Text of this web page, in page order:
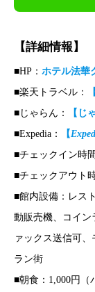
【詳細情報】
■HP： ホテル法華
■楽天トラベル：
■じゃらん：
【じ
■Expedia：
【
■チェックイン時
■チェックアウト
■館内設備：レス
動販売機、コイン
ァックス送信可
ラン街
■朝食：1,000円（